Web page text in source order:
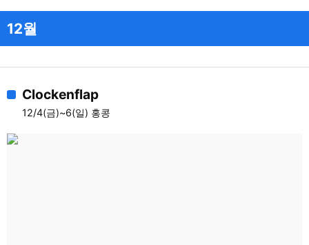
12월
Clockenflap
12/4(금)~6(일) 홍콩